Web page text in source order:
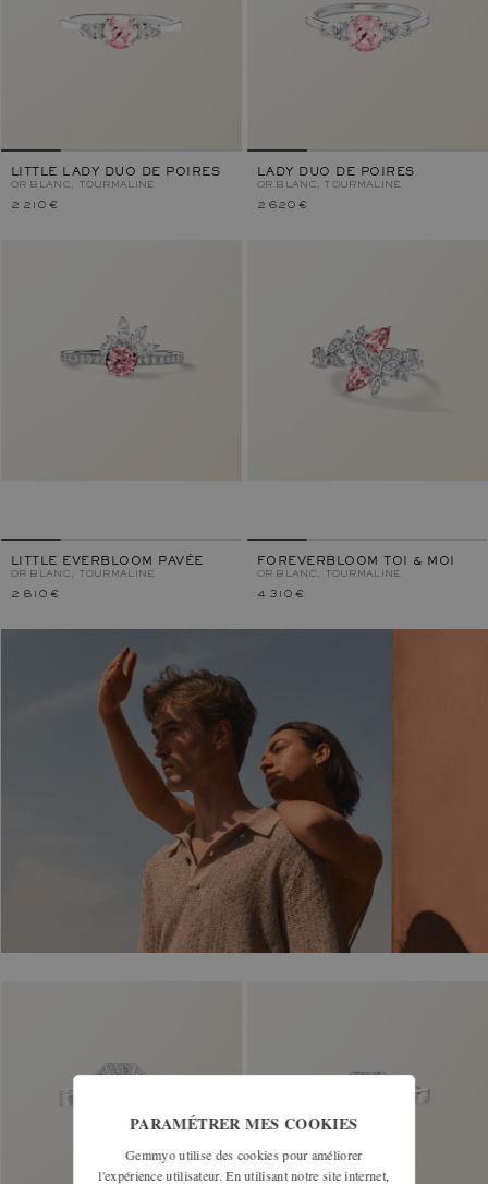
LITTLE LADY DUO DE POIRES
OR BLANC, TOURMALINE
2 210 €
LADY DUO DE POIRES
OR BLANC, TOURMALINE
2 620 €
LITTLE EVERBLOOM PAVÉE
OR BLANC, TOURMALINE
2 810 €
FOREVERBLOOM TOI & MOI
OR BLANC, TOURMALINE
4 310 €
PARAMÉTRER MES COOKIES
Gemmyo utilise des cookies pour améliorer
l'expérience utilisateur. En utilisant notre site internet,